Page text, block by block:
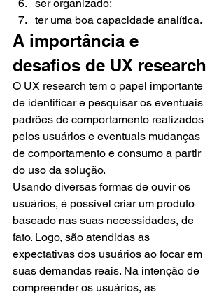
ser organizado;
ter uma boa capacidade analítica.
A importância e
desafios de UX research
O UX research tem o papel importante
de identificar e pesquisar os eventuais
padrões de comportamento realizados
pelos usuários e eventuais mudanças
de comportamento e consumo a partir
do uso da solução.
Usando diversas formas de ouvir os
usuários, é possível criar um produto
baseado nas suas necessidades, de
fato. Logo, são atendidas as
expectativas dos usuários ao focar em
suas demandas reais. Na intenção de
compreender os usuários, as